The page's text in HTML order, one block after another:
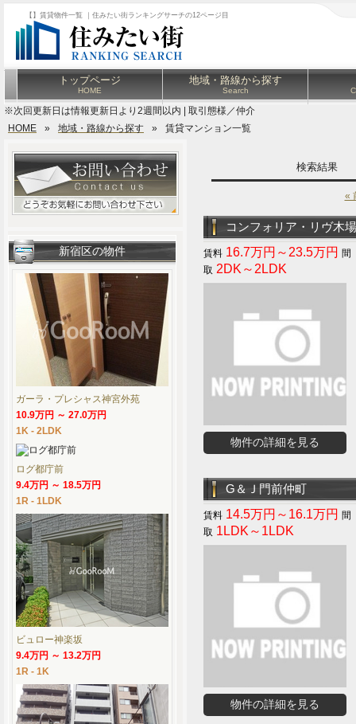
【】賃貸物件一覧 ｜住みたい街ランキングサーチの12ページ目
トップページ
HOME
地域・路線から探す
Search
※次回更新日は情報更新日より2週間以内 | 取引態様／仲介
HOME
» 地域・路線から探す » 賃貸マンション一覧
検索結果
«
コンフォリア・リヴ木場
16.7万円～23.5万円
2DK～2LDK
物件の詳細を見る
G＆Ｊ門前仲町
14.5万円～16.1万円
1LDK～1LDK
物件の詳細を見る
新宿区の物件
ガーラ・プレシャス神宮外苑
10.9万円 ～ 27.0万円
1K - 2LDK
ログ都庁前
9.4万円 ～ 18.5万円
1R - 1LDK
ビュロー神楽坂
9.4万円 ～ 13.2万円
1R - 1K